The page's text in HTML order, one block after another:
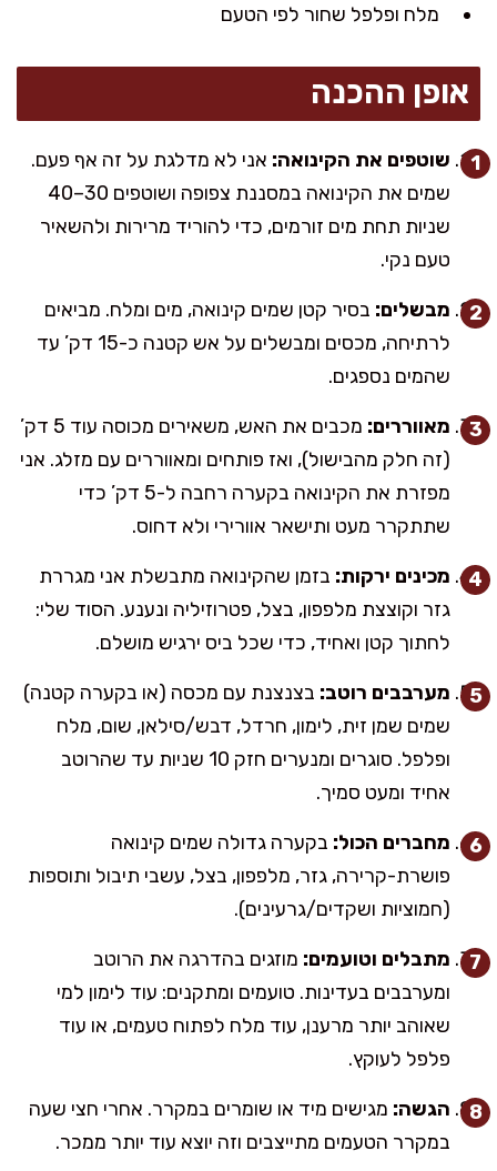
מלח ופלפל שחור לפי הטעם
אופן ההכנה
שוטפים את הקינואה: אני לא מדלגת על זה אף פעם.
שמים את הקינואה במסננת צפופה ושוטפים 30–40
שניות תחת מים זורמים, כדי להוריד מרירות ולהשאיר
טעם נקי.
מבשלים: בסיר קטן שמים קינואה, מים ומלח. מביאים
לרתיחה, מכסים ומבשלים על אש קטנה כ-15 דק’ עד
שהמים נספגים.
מאווררים:
מכבים את האש, משאירים מכוסה עוד 5 דק’
(זה חלק מהבישול), ואז פותחים ומאווררים עם מזלג. אני
מפזרת את הקינואה בקערה רחבה ל-5 דק’ כדי
שתתקרר מעט ותישאר אוורירי ולא דחוס.
מכינים ירקות: בזמן שהקינואה מתבשלת אני מגררת
גזר וקוצצת מלפפון, בצל, פטרוזיליה ונענע. הסוד שלי:
לחתוך קטן ואחיד, כדי שכל ביס ירגיש מושלם.
מערבבים רוטב: בצנצנת עם מכסה (או בקערה קטנה)
שמים שמן זית, לימון, חרדל, דבש/סילאן, שום, מלח
ופלפל. סוגרים ומנערים חזק 10 שניות עד שהרוטב
אחיד ומעט סמיך.
מחברים הכול: בקערה גדולה שמים קינואה
פושרת-קרירה, גזר, מלפפון, בצל, עשבי תיבול ותוספות
(חמוציות ושקדים/גרעינים).
מתבלים וטועמים: מוזגים בהדרגה את הרוטב
ומערבבים בעדינות. טועמים ומתקנים: עוד לימון למי
שאוהב יותר מרענן, עוד מלח לפתוח טעמים, או עוד
פלפל לעוקץ.
הגשה: מגישים מיד או שומרים במקרר. אחרי חצי שעה
במקרר הטעמים מתייצבים וזה יוצא עוד יותר ממכר.